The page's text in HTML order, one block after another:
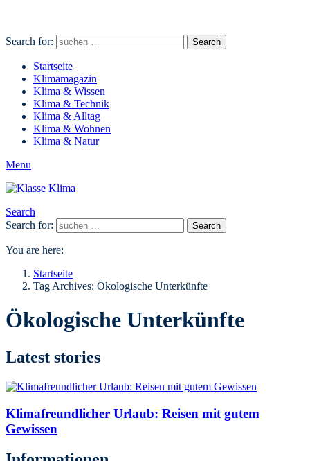
Search for: Search
Startseite
Klimamagazin
Klima & Wissen
Klima & Technik
Klima & Alltag
Klima & Wohnen
Klima & Natur
Menu
Search
Search for:
Search
You are here:
Startseite
Tag Archives: Ökologische Unterkünfte
Ökologische Unterkünfte
Latest stories
Klimafreundlicher Urlaub: Reisen mit gutem
Gewissen